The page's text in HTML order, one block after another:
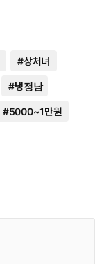
#상처녀
#냉정남
#5000~1만원